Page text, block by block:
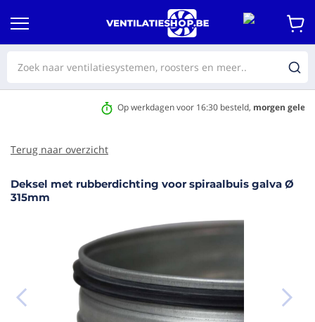
Op werkdagen voor 16:30 besteld,morgen geleverd
Terug naar overzicht
Deksel met rubberdichting voor spiraalbuis galva Ø
315mm
het
van de